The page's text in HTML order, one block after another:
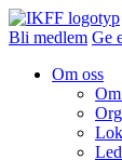
Bli medlem Ge
Om oss